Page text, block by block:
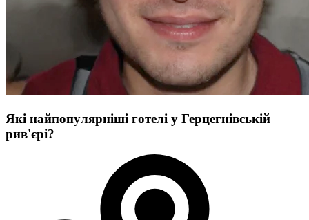
Які найпопулярніші готелі у Герцегнівській
рив'єрі?